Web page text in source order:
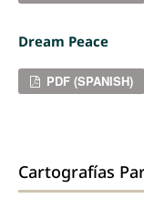
Dream Peace
PDF (SPANISH)
Cartografías